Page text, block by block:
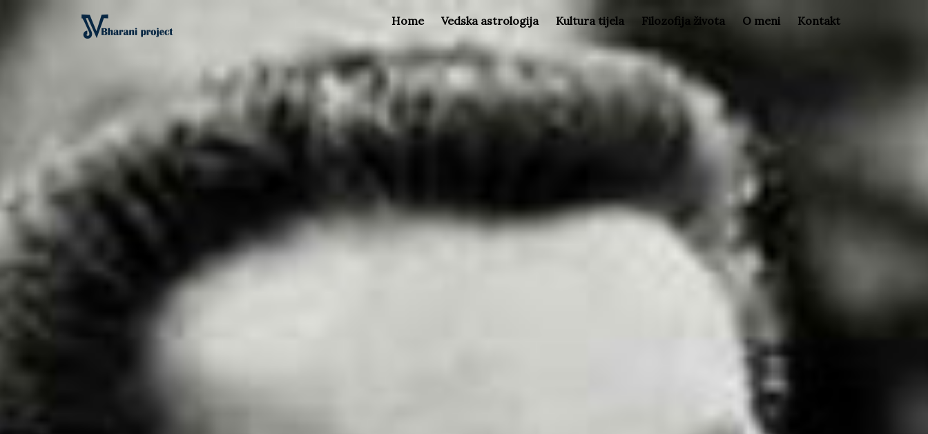
Home Vedska astrologija Kultura tijela Filozofija života O meni Kontakt